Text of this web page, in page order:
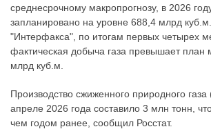
среднесрочному макропрогнозу, в 2026
запланировано на уровне 688,4 млрд
"Интерфакса", по итогам первых четырех
фактическая добыча газа превышает план
млрд куб.м.
Производство сжиженного природного
апреле 2026 года составило 3 млн тонн,
чем годом ранее, сообщил Росстат.